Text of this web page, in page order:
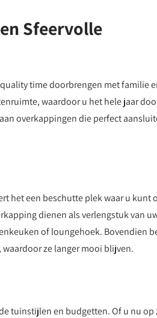
Sfeervolle
time doorbrengen met familie
waardoor u het hele jaar
overkappingen die perfect
het een beschutte plek waar u kunt
dienen als verlengstuk van
of loungehoek. Bovendien
ze langer mooi blijven.
tuinstijlen en budgetten. Of u nu op